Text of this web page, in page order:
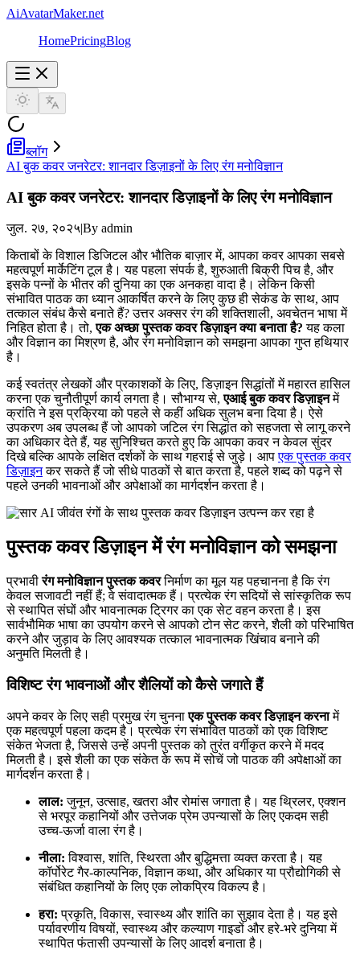
AiAvatarMaker.net
HomePricingBlog
ब्लॉग
AI बुक कवर जनरेटर: शानदार डिज़ाइनों के लिए रंग मनोविज्ञान
AI बुक कवर जनरेटर: शानदार डिज़ाइनों के लिए रंग मनोविज्ञान
जुल. २७, २०२५|By admin
किताबों के विशाल डिजिटल और भौतिक बाज़ार में, आपका कवर आपका सबसे
महत्वपूर्ण मार्केटिंग टूल है। यह पहला संपर्क है, शुरुआती बिक्री पिच है, और
इसके पन्नों के भीतर की दुनिया का एक अनकहा वादा है। लेकिन किसी
संभावित पाठक का ध्यान आकर्षित करने के लिए कुछ ही सेकंड के साथ, आप
तत्काल संबंध कैसे बनाते हैं? उत्तर अक्सर रंग की शक्तिशाली, अवचेतन भाषा में
निहित होता है। तो,एक अच्छा पुस्तक कवर डिज़ाइन क्या बनाता है? यह कला
और विज्ञान का मिश्रण है, और रंग मनोविज्ञान को समझना आपका गुप्त हथियार
है।
कई स्वतंत्र लेखकों और प्रकाशकों के लिए, डिज़ाइन सिद्धांतों में महारत हासिल
करना एक चुनौतीपूर्ण कार्य लगता है। सौभाग्य से,एआई बुक कवर डिज़ाइनमें
क्रांति ने इस प्रक्रिया को पहले से कहीं अधिक सुलभ बना दिया है। ऐसे
उपकरण अब उपलब्ध हैं जो आपको जटिल रंग सिद्धांत को सहजता से लागू करने
का अधिकार देते हैं, यह सुनिश्चित करते हुए कि आपका कवर न केवल सुंदर
दिखे बल्कि आपके लक्षित दर्शकों के साथ गहराई से जुड़े। आपएक पुस्तक कवर
डिज़ाइनकर सकते हैं जो सीधे पाठकों से बात करता है, पहले शब्द को पढ़ने से
पहले उनकी भावनाओं और अपेक्षाओं का मार्गदर्शन करता है।
पुस्तक कवर डिज़ाइन में रंग मनोविज्ञान को समझना
प्रभावीरंग मनोविज्ञान पुस्तक कवरनिर्माण का मूल यह पहचानना है कि रंग
केवल सजावटी नहीं हैं; वे संवादात्मक हैं। प्रत्येक रंग सदियों से सांस्कृतिक रूप
से स्थापित संघों और भावनात्मक ट्रिगर का एक सेट वहन करता है। इस
सार्वभौमिक भाषा का उपयोग करने से आपको टोन सेट करने, शैली को परिभाषित
करने और जुड़ाव के लिए आवश्यक तत्काल भावनात्मक खिंचाव बनाने की
अनुमति मिलती है।
विशिष्ट रंग भावनाओं और शैलियों को कैसे जगाते हैं
अपने कवर के लिए सही प्रमुख रंग चुननाएक पुस्तक कवर डिज़ाइन करनामें
एक महत्वपूर्ण पहला कदम है। प्रत्येक रंग संभावित पाठकों को एक विशिष्ट
संकेत भेजता है, जिससे उन्हें अपनी पुस्तक को तुरंत वर्गीकृत करने में मदद
मिलती है। इसे शैली का एक संकेत के रूप में सोचें जो पाठक की अपेक्षाओं का
मार्गदर्शन करता है।
लाल: जुनून, उत्साह, खतरा और रोमांस जगाता है। यह थ्रिलर, एक्शन
से भरपूर कहानियों और उत्तेजक प्रेम उपन्यासों के लिए एकदम सही
उच्च-ऊर्जा वाला रंग है।
नीला: विश्वास, शांति, स्थिरता और बुद्धिमत्ता व्यक्त करता है। यह
कॉर्पोरेट गैर-काल्पनिक, विज्ञान कथा, और अधिकार या प्रौद्योगिकी से
संबंधित कहानियों के लिए एक लोकप्रिय विकल्प है।
हरा: प्रकृति, विकास, स्वास्थ्य और शांति का सुझाव देता है। यह इसे
पर्यावरणीय विषयों, स्वास्थ्य और कल्याण गाइडों और हरे-भरे दुनिया में
स्थापित फंतासी उपन्यासों के लिए आदर्श बनाता है।